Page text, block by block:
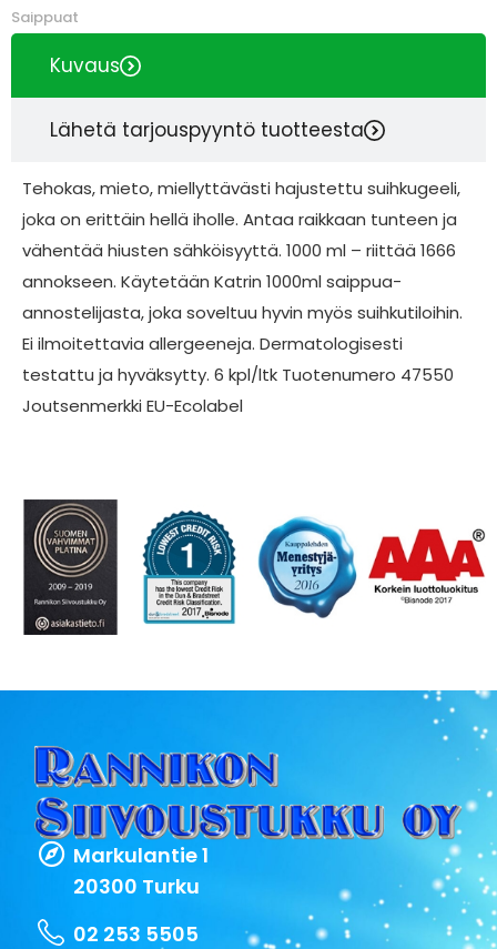
Saippuat
Kuvaus
Lähetä tarjouspyyntö tuotteesta
Tehokas, mieto, miellyttävästi hajustettu suihkugeeli,
joka on erittäin hellä iholle. Antaa raikkaan tunteen ja
vähentää hiusten sähköisyyttä. 1000 ml – riittää 1666
annokseen. Käytetään Katrin 1000ml saippua-
annostelijasta, joka soveltuu hyvin myös suihkutiloihin.
Ei ilmoitettavia allergeeneja. Dermatologisesti
testattu ja hyväksytty. 6 kpl/ltk Tuotenumero 47550
Joutsenmerkki EU-Ecolabel
Markulantie 1
20300 Turku
02 253 5505